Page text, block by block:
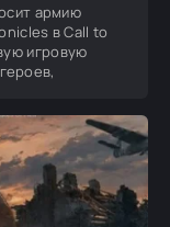
армию
в Call to
игровую